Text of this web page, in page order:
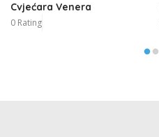
Cvjećara Venera
0 Rating